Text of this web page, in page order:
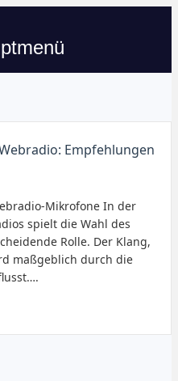
Empfehlungen
Mikrofone In der
spielt die Wahl des
Rolle. Der Klang,
maßgeblich durch die